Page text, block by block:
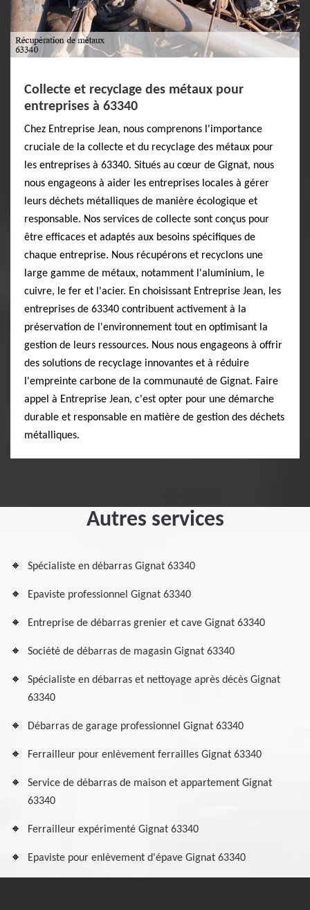
Collecte et recyclage des métaux pour
entreprises à 63340
Chez Entreprise Jean, nous comprenons l'importance
cruciale de la collecte et du recyclage des métaux pour
les entreprises à 63340. Situés au cœur de Gignat, nous
nous engageons à aider les entreprises locales à gérer
leurs déchets métalliques de manière écologique et
responsable. Nos services de collecte sont conçus pour
être efficaces et adaptés aux besoins spécifiques de
chaque entreprise. Nous récupérons et recyclons une
large gamme de métaux, notamment l'aluminium, le
cuivre, le fer et l'acier. En choisissant Entreprise Jean, les
entreprises de 63340 contribuent activement à la
préservation de l'environnement tout en optimisant la
gestion de leurs ressources. Nous nous engageons à offrir
des solutions de recyclage innovantes et à réduire
l'empreinte carbone de la communauté de Gignat. Faire
appel à Entreprise Jean, c'est opter pour une démarche
durable et responsable en matière de gestion des déchets
métalliques.
Autres services
Spécialiste en débarras Gignat 63340
Epaviste professionnel Gignat 63340
Entreprise de débarras grenier et cave Gignat 63340
Société de débarras de magasin Gignat 63340
Spécialiste en débarras et nettoyage après décès Gignat
63340
Débarras de garage professionnel Gignat 63340
Ferrailleur pour enlèvement ferrailles Gignat 63340
Service de débarras de maison et appartement Gignat
63340
Ferrailleur expérimenté Gignat 63340
Epaviste pour enlèvement d'épave Gignat 63340